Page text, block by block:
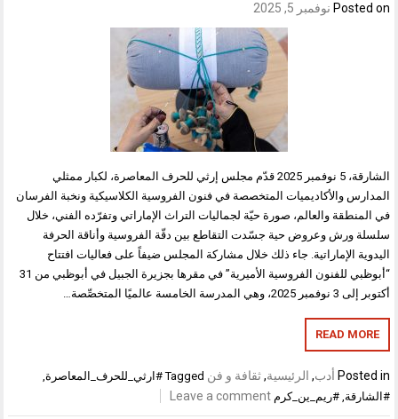
Posted on نوفمبر 5, 2025
الشارقة، 5 نوفمبر 2025 قدّم مجلس إرثي للحرف المعاصرة، لكبار ممثلي
المدارس والأكاديميات المتخصصة في فنون الفروسية الكلاسيكية ونخبة الفرسان
في المنطقة والعالم، صورة حيّة لجماليات التراث الإماراتي وتفرّده الفني، خلال
سلسلة ورش وعروض حية جسّدت التقاطع بين دقّة الفروسية وأناقة الحرفة
اليدوية الإماراتية. جاء ذلك خلال مشاركة المجلس ضيفاً على فعاليات افتتاح
“أبوظبي للفنون الفروسية الأميرية” في مقرها بجزيرة الجبيل في أبوظبي من 31
أكتوبر إلى 3 نوفمبر 2025، وهي المدرسة الخامسة عالميًا المتخصِّصة…
READ MORE
Posted in أدب, الرئيسية,ثقافة و فن Tagged #ارثي_للحرف_المعاصرة,
#الشارقة,#ريم_ين_كرم Leave a comment